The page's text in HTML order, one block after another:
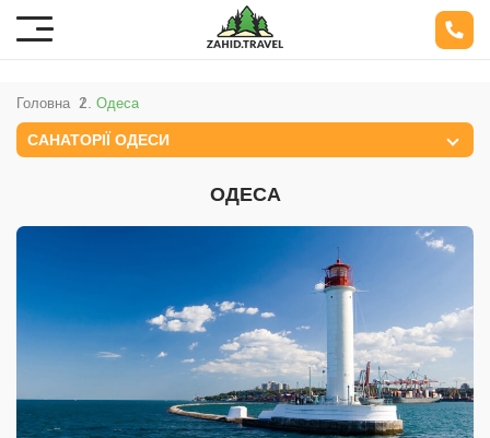
CАНАТОРІЇ ОДЕСИ
ОДЕСА
Головна Одеса